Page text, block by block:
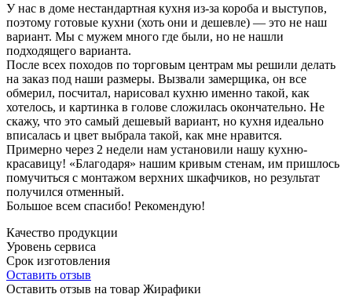
У нас в доме нестандартная кухня из-за короба и выступов,
поэтому готовые кухни (хоть они и дешевле) — это не наш
вариант. Мы с мужем много где были, но не нашли
подходящего варианта.
После всех походов по торговым центрам мы решили делать
на заказ под наши размеры. Вызвали замерщика, он все
обмерил, посчитал, нарисовал кухню именно такой, как
хотелось, и картинка в голове сложилась окончательно. Не
скажу, что это самый дешевый вариант, но кухня идеально
вписалась и цвет выбрала такой, как мне нравится.
Примерно через 2 недели нам установили нашу кухню-
красавицу! «Благодаря» нашим кривым стенам, им пришлось
помучиться с монтажом верхних шкафчиков, но результат
получился отменный.
Большое всем спасибо! Рекомендую!
Качество продукции
Уровень сервиса
Срок изготовления
Оставить отзыв
Оставить отзыв на товар Жирафики